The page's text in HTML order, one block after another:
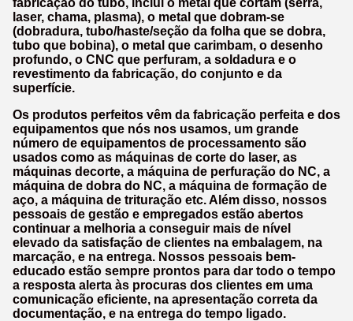
laser, chama, plasma), o metal que dobram-se
(dobradura, tubo/haste/seção da folha que se dobra,
tubo que bobina), o metal que carimbam, o desenho
profundo, o CNC que perfuram, a soldadura e o
revestimento da fabricação, do conjunto e da
superfície.
Os produtos perfeitos vêm da fabricação perfeita e dos
equipamentos que nós nos usamos, um grande
número de equipamentos de processamento são
usados como as máquinas de corte do laser, as
máquinas decorte, a máquina de perfuração do NC, a
máquina de dobra do NC, a máquina de formação de
aço, a máquina de trituração etc. Além disso, nossos
pessoais de gestão e empregados estão abertos
continuar a melhoria a conseguir mais de nível
elevado da satisfação de clientes na embalagem, na
marcação, e na entrega. Nossos pessoais bem-
educado estão sempre prontos para dar todo o tempo
a resposta alerta às procuras dos clientes em uma
comunicação eficiente, na apresentação correta da
documentação, e na entrega do tempo ligado.